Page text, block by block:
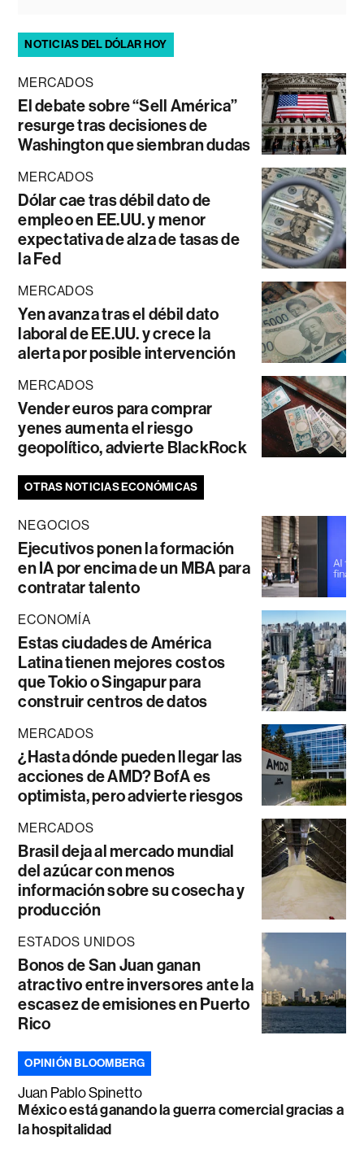
NOTICIAS DEL DÓLAR HOY
MERCADOS
El debate sobre “Sell América”
resurge tras decisiones de
Washington que siembran dudas
MERCADOS
Dólar cae tras débil dato de
empleo en EE.UU. y menor
expectativa de alza de tasas de
la Fed
MERCADOS
Yen avanza tras el débil dato
laboral de EE.UU. y crece la
alerta por posible intervención
MERCADOS
Vender euros para comprar
yenes aumenta el riesgo
geopolítico, advierte BlackRock
OTRAS NOTICIAS ECONÓMICAS
NEGOCIOS
Ejecutivos ponen la formación
en IA por encima de un MBA para
contratar talento
ECONOMÍA
Estas ciudades de América
Latina tienen mejores costos
que Tokio o Singapur para
construir centros de datos
MERCADOS
¿Hasta dónde pueden llegar las
acciones de AMD? BofA es
optimista, pero advierte riesgos
MERCADOS
Brasil deja al mercado mundial
del azúcar con menos
información sobre su cosecha y
producción
ESTADOS UNIDOS
Bonos de San Juan ganan
atractivo entre inversores ante la
escasez de emisiones en Puerto
Rico
OPINIÓN BLOOMBERG
Juan Pablo Spinetto
México está ganando la guerra comercial gracias a
la hospitalidad